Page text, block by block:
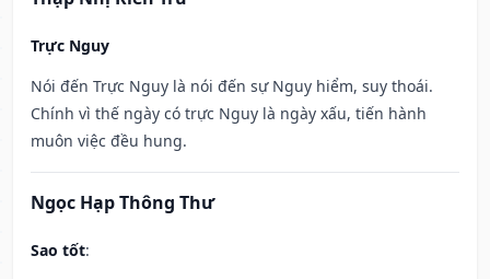
Trực Nguy
Nói đến Trực Nguy là nói đến sự Nguy hiểm, suy thoái.
Chính vì thế ngày có trực Nguy là ngày xấu, tiến hành
muôn việc đều hung.
Ngọc Hạp Thông Thư
Sao tốt: